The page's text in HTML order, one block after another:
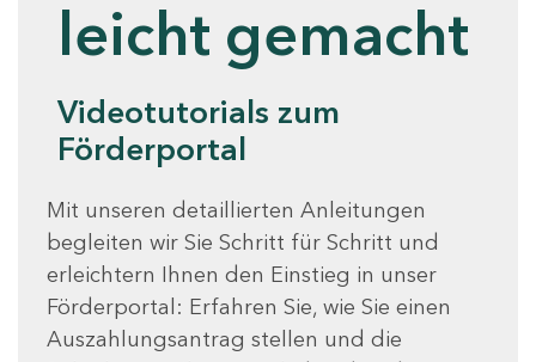
leicht gemacht
Videotutorials zum
Förderportal
Mit unseren detaillierten Anleitungen
begleiten wir Sie Schritt für Schritt und
erleichtern Ihnen den Einstieg in unser
Förderportal: Erfahren Sie, wie Sie einen
Auszahlungsantrag stellen und die